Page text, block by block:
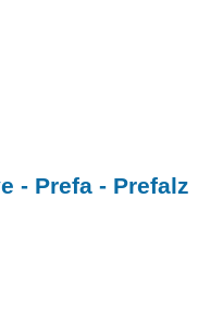
- Prefa - Prefalz